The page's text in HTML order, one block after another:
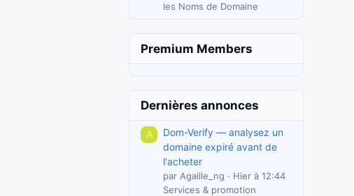
les Noms de Domaine
Premium Members
Dernières annonces
A
Dom-Verify — analysez un
domaine expiré avant de
l'acheter
par Agaille_ng
Hier à 12:44
Services & promotion